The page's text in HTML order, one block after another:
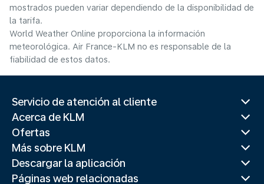
mostrados pueden variar dependiendo de la disponibilidad de
la tarifa.
World Weather Online proporciona la información
meteorológica. Air France-KLM no es responsable de la
fiabilidad de estos datos.
Servicio de atención al cliente
Acerca de KLM
Ofertas
Más sobre KLM
Descargar la aplicación
Páginas web relacionadas